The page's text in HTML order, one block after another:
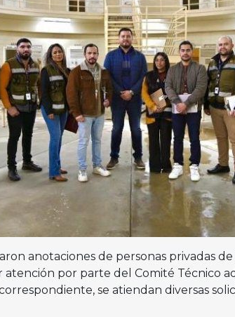
anotaciones de personas privadas
atención por parte del Comité Técnico
se atiendan diversas